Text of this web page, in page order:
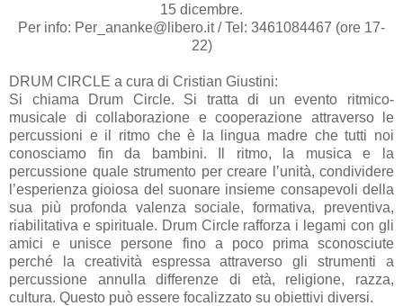
15 dicembre.
Per info: Per_ananke@libero.it / Tel: 3461084467 (ore 17-
22)
DRUM CIRCLE a cura di Cristian Giustini:
Si chiama Drum Circle. Si tratta di un evento ritmico-
musicale di collaborazione e cooperazione attraverso le
percussioni e il ritmo che è la lingua madre che tutti noi
conosciamo fin da bambini. Il ritmo, la musica e la
percussione quale strumento per creare l’unità, condividere
l’esperienza gioiosa del suonare insieme consapevoli della
sua più profonda valenza sociale, formativa, preventiva,
riabilitativa e spirituale. Drum Circle rafforza i legami con gli
amici e unisce persone fino a poco prima sconosciute
perché la creatività espressa attraverso gli strumenti a
percussione annulla differenze di età, religione, razza,
cultura. Questo può essere focalizzato su obiettivi diversi.